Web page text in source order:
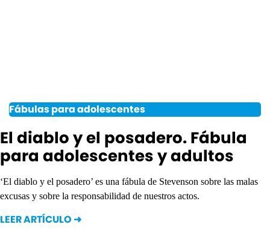
Fábulas para adolescentes
El diablo y el posadero. Fábula
para adolescentes y adultos
‘El diablo y el posadero’ es una fábula de Stevenson sobre las malas
excusas y sobre la responsabilidad de nuestros actos.
LEER ARTÍCULO ➜